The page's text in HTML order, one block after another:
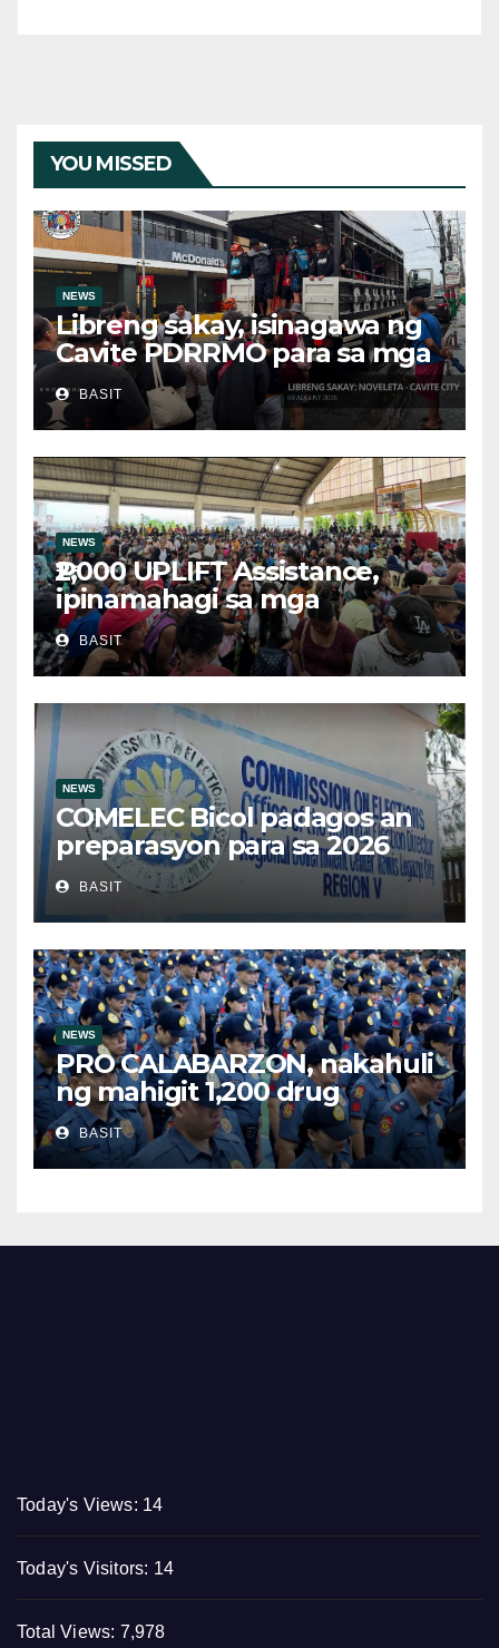
YOU MISSED
NEWS
Libreng sakay, isinagawa ng
Cavite PDRRMO para sa mga
stranded na commuter
BASIT
NEWS
₱2,000 UPLIFT Assistance,
ipinamahagi sa mga
kwalipikadong benepisyaryo
sa Victoria, Oriental Mindoro
BASIT
NEWS
COMELEC Bicol padagos an
preparasyon para sa 2026
BSKE
BASIT
NEWS
PRO CALABARZON, nakahuli
ng mahigit 1,200 drug
suspects at tinatayang nasa
Php29.6M halaga ng ilegal na
droga nasamsam noong
BASIT
Today's Views: 14
Today's Visitors: 14
Total Views: 7,978